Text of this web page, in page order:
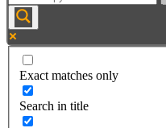
Exact matches only
Search in title